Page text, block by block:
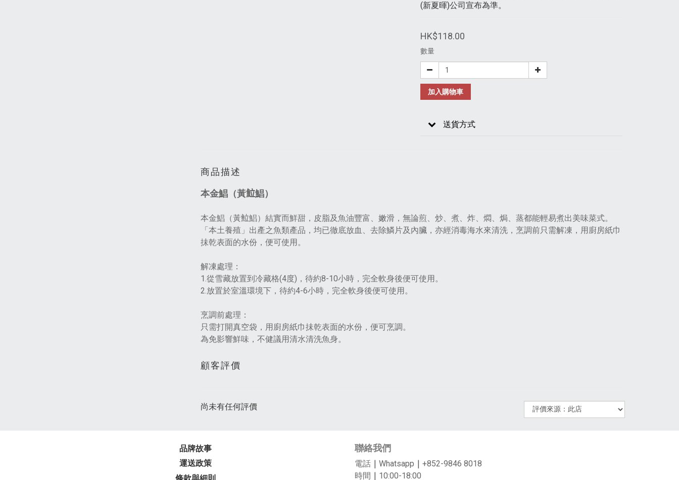
(新夏暉)公司宣布為準。
HK$118.00
數量
加入購物車
送貨方式
商品描述
本金鯧（黃𩶘鯧）
本金鯧（黃𩶘鯧）結實而鮮甜，皮脂及魚油豐富、嫩滑，無論煎、炒、煮、炸、燜、焗、蒸都能輕易煮出美味菜式。
「本⼟養殖」出產之魚類產品，均已徹底放血、去除鱗片及內臟，亦經消毒海水來清洗，烹調前只需解凍，用廚房紙巾
抺乾表面的水份，便可使用。
解凍處理：
1.從雪藏放置到冷藏格(4度)，待約8-10小時，完全軟身後便可使用。
2.放置於室溫環境下，待約4-6小時，完全軟身後便可使用。
烹調前處理：
只需打開真空袋，用廚房紙巾抺乾表面的水份，便可烹調。
為免影響鮮味，不健議用清水清洗魚身。
顧客評價
尚未有任何評價
品牌故事
運送政策
聯絡我們
電話 ｜ Whatsapp ｜ +852-9846 8018
時間 ｜ 10:00-18:00